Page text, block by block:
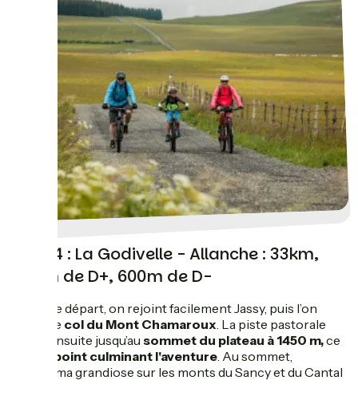
Jour 4 : La Godivelle - Allanche : 33km,
400m de D+, 600m de D-
Après le départ, on rejoint facilement Jassy, puis l’on
gagne le col du Mont Chamaroux. La piste pastorale
mène ensuite jusqu’au sommet du plateau à 1450 m,ce
point culminant l'aventure. Au sommet,
panorama grandiose sur les monts du Sancy et du Cantal